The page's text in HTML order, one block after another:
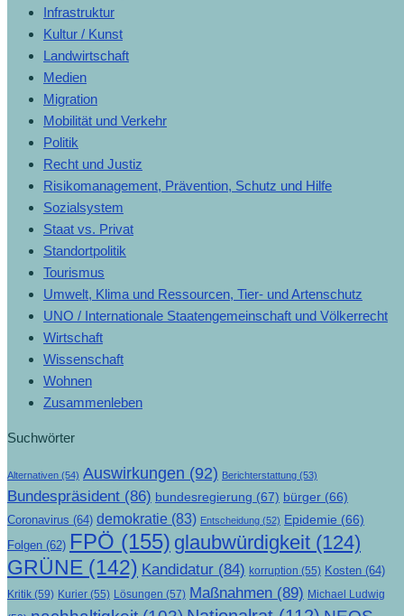
Infrastruktur
Kultur / Kunst
Landwirtschaft
Medien
Migration
Mobilität und Verkehr
Politik
Recht und Justiz
Risikomanagement, Prävention, Schutz und Hilfe
Sozialsystem
Staat vs. Privat
Standortpolitik
Tourismus
Umwelt, Klima und Ressourcen, Tier- und Artenschutz
UNO / Internationale Staatengemeinschaft und Völkerrecht
Wirtschaft
Wissenschaft
Wohnen
Zusammenleben
Suchwörter
Alternativen (54) Auswirkungen (92) Berichterstattung (53)
Bundespräsident (86) bundesregierung (67) bürger (66)
Coronavirus (64) demokratie (83) Entscheidung (52) Epidemie (66)
Folgen (62) FPÖ (155) glaubwürdigkeit (124)
GRÜNE (142) Kandidatur (84) korruption (55) Kosten (64)
Kritik (59) Kurier (55) Lösungen (57) Maßnahmen (89) Michael Ludwig